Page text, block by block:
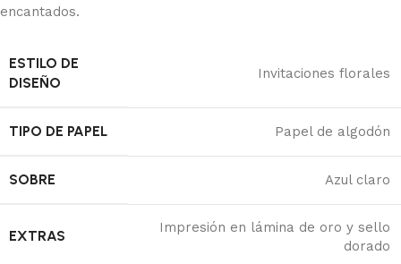
encantados.
ESTILO DE
DISEÑO
Invitaciones florales
TIPO DE PAPEL Papel de algodón
SOBRE Azul claro
EXTRAS
Impresión en lámina de oro y sello
dorado